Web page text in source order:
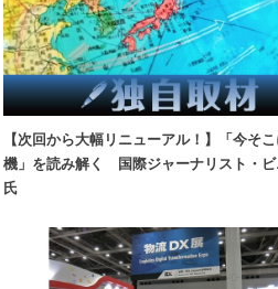
【次回から大幅リニューアル！】「今そ
機」を読み解く 国際ジャーナリスト・ビ
氏